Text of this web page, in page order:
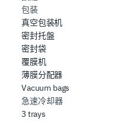
包装
真空包装机
密封托盤
密封袋
覆膜机
薄膜分配器
Vacuum bags
急速冷却器
3 trays